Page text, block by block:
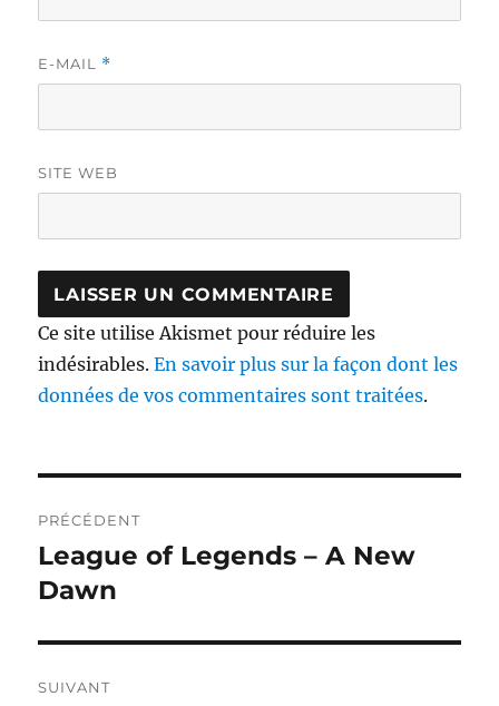
E-MAIL *
SITE WEB
Ce site utilise Akismet pour réduire les
indésirables.En savoir plus sur la façon dont les
données de vos commentaires sont traitées.
de
l’article
PRÉCÉDENT
Publication
précédente :
League of Legends – A New
Dawn
SUIVANT